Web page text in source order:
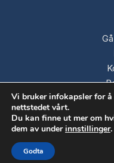
Vi bruker infokapsler for å
nettstedet vårt.
Du kan finne ut mer om
dem av underinnstillinger.
Godta